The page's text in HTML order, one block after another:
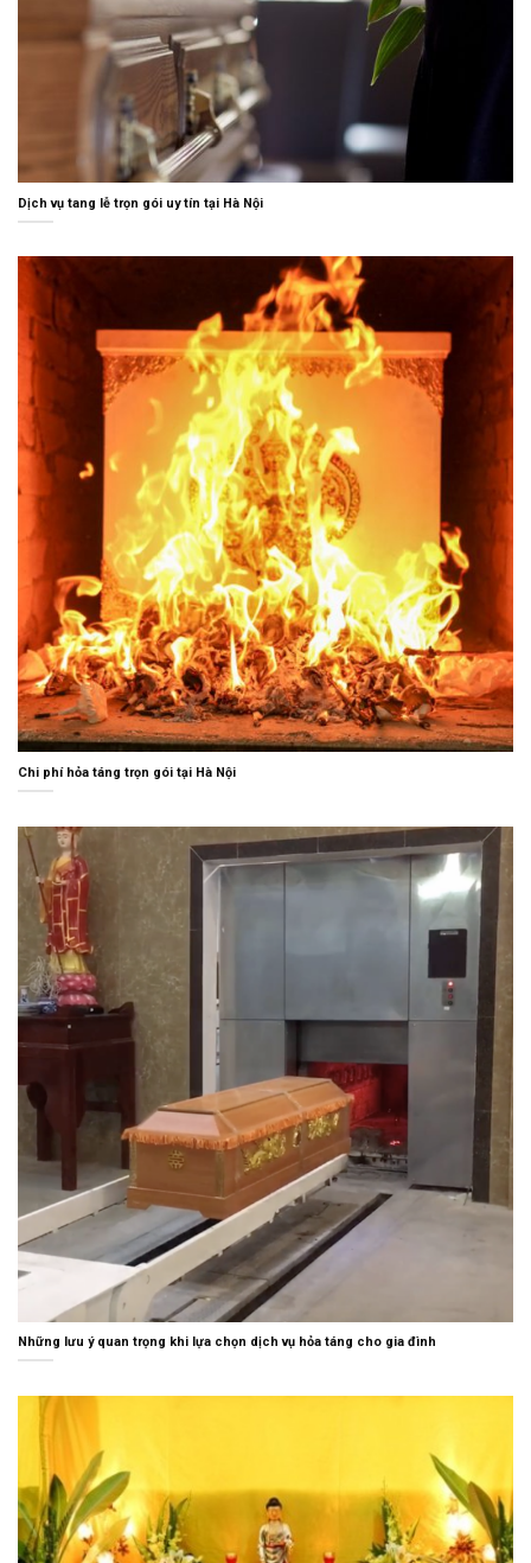
Dịch vụ tang lễ trọn gói uy tín tại Hà Nội
Chi phí hỏa táng trọn gói tại Hà Nội
Những lưu ý quan trọng khi lựa chọn dịch vụ hỏa táng cho gia đình